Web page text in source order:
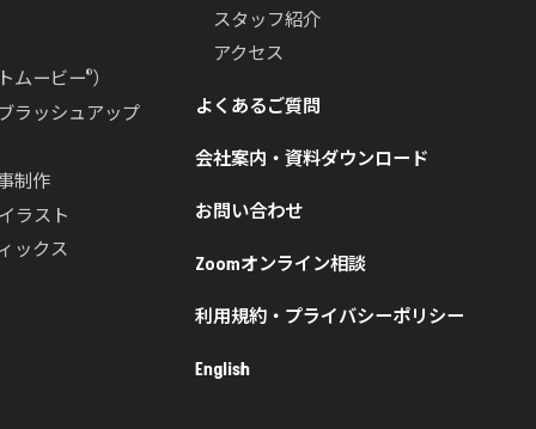
ムービー®）
ラッシュアップ
制作
ラスト
ックス
スタッフ紹介
アクセス
よくあるご質問
会社案内・資料ダウンロード
お問い合わせ
Zoomオンライン相談
利用規約・プライバシーポリシー
English